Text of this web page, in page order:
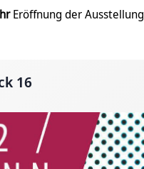
Eröffnung der Ausstellung
16